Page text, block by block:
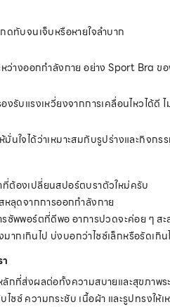
ทับจนเจ็บหรือหายใจลำบาก
ว่างออกกำลังกาย อย่าง Sport Bra
บแรงเหวี่ยงจากการเคลื่อนไหวได้ดี
ใจได้ว่าเหมาะสมกับรูปร่างและกิจก
ต้องเปลี่ยนสปอร์ตบราตัวใหม่ครับ
หลุดจากการออกกำลังกาย
ซัพพอร์ตที่ดีพอ อาการปวดจะค่อย ๆ สะ
กเกินไป บ่งบอกว่าไซซ์เล็กหรือรัดเกิน
กที่ส่งผลต่อทั้งความสบายและสุขภา
ซ์ ความกระชับ เนื้อผ้า และรูปทรงใ